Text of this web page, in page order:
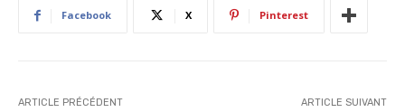
t
Facebook X Pinterest
ARTICLE PRÉCÉDENT ARTICLE SUIVANT